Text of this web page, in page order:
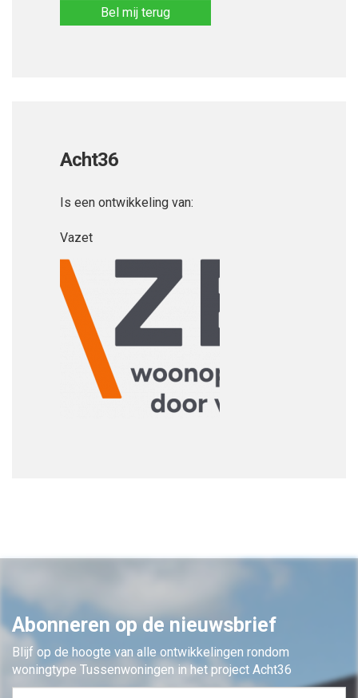
Bel mij terug
Acht36
Is een ontwikkeling van:
Vazet
Abonneren op de nieuwsbrief
Blijf op de hoogte van alle ontwikkelingen rondom
woningtype Tussenwoningen in het project Acht36